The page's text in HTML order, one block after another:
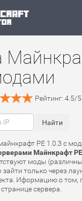
Рейтинг: 4.5/5
PE 1.0.3 с
Майнкрафт
моды
только через
Иформацию о том,
сервера.